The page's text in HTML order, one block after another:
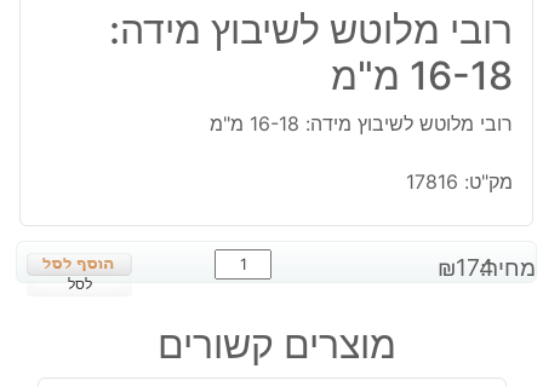
רובי מלוטש לשיבוץ מידה:
16-18 מ"מ
רובי מלוטש לשיבוץ מידה: 16-18 מ"מ
מק"ט: 17816
מחיר: ₪174
כמות
של
מלוטש
לשיבוץ
לסל
מוצרים קשורים